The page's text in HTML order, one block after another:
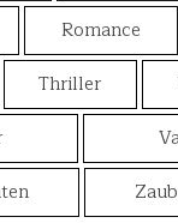
Romance
Thriller